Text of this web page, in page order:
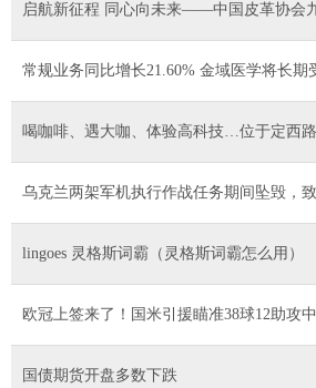
启航新征程 同心向未来——中国皮革协会
常规业务同比增长21.60% 金域医学将长期
喝咖啡、遇大咖、体验高科技…位于定西
乌克兰两架军机执行作战任务期间坠毁，
lingoes 灵格斯词霸（灵格斯词霸怎么用）
欧冠上签来了！国米引援瞄准38球12助攻
国债期货开盘多数下跌